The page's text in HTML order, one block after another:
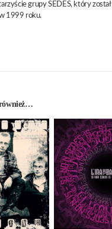
grupy SEDES, który został
1999 roku.
również…